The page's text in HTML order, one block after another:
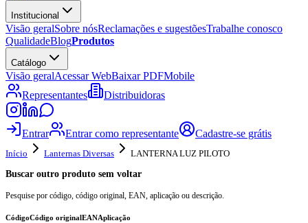
Institucional
Visão geralSobre nósReclamações e sugestõesTrabalhe conosco
QualidadeBlogProdutos
Catálogo
Visão geralAcessar WebBaixar PDFMobile
Representantes
Distribuidoras
Entrar Entrar como representante Cadastre-se grátis
Início Lanternas Diversas
LANTERNA LUZ PILOTO
Buscar outro produto sem voltar
Pesquise por código, código original, EAN, aplicação ou descrição.
CódigoCódigo originalEANAplicação